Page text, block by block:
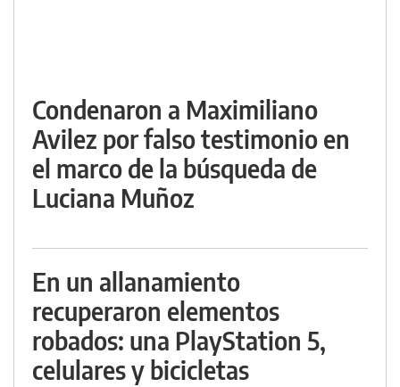
Condenaron a Maximiliano
Avilez por falso testimonio en
el marco de la búsqueda de
Luciana Muñoz
En un allanamiento
recuperaron elementos
robados: una PlayStation 5,
celulares y bicicletas